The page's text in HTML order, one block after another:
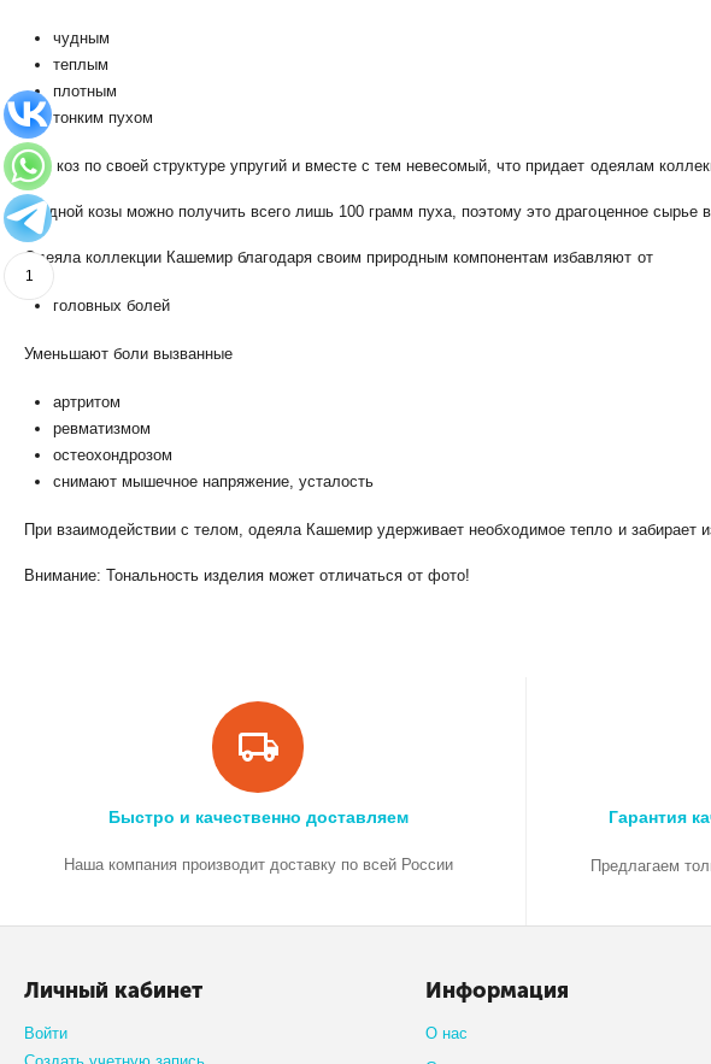
чудным
теплым
плотным
тонким пухом
Пух коз по своей структуре упругий и вместе с тем невесомый, что придает одеялам
С одной козы можно получить всего лишь 100 грамм пуха, поэтому это драгоценное
Одеяла коллекции Кашемир благодаря своим природным компонентам избавляют от
головных болей
Уменьшают боли вызванные
артритом
ревматизмом
остеохондрозом
снимают мышечное напряжение, усталость
При взаимодействии с телом, одеяла Кашемир удерживает необходимое тепло и забирает
Внимание: Тональность изделия может отличаться от фото!
Быстро и качественно доставляем
Наша компания производит доставку по всей России
Гарантия
Предлагаем
Личный кабинет
Войти
Информация
О нас
1